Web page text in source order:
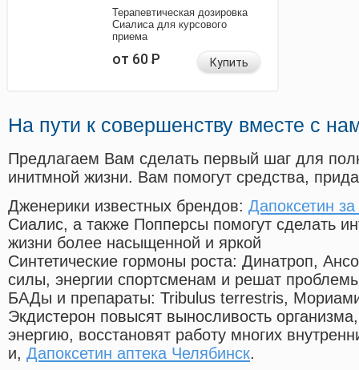
Терапевтическая дозировка
Сиалиса для курсового
приема
от 60Р Купить
На пути к совершенству вместе с
Предлагаем Вам сделать первый шаг для
инитмной жизни. Вам помогут средства,
Дженерики известных брендов: Дапоксетин
Сиалис, а также Попперсы помогут сделать
жизни более насыщенной и яркой
Синтетические гормоны роста: Динатроп,
силы, энергии спортсменам и решат
БАДы и препараты: Tribulus terrestris,
Экдистерон повысят выносливость
энергию, восстановят работу многих
и, Дапоксетин аптека Челябинск.